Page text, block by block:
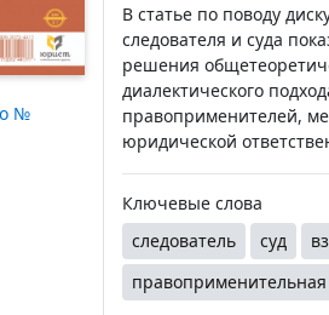
№
В статье по поводу
следователя и суда
решения
диалектического
правоприменителей,
юридической
Ключевые слова
следователь
суд